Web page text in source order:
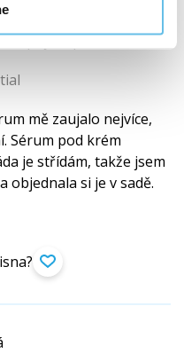
kupnjom proizvoda
mě zaujalo nejvíce,
Sérum pod krém
je střídám, takže jsem
objednala si je v sadě.